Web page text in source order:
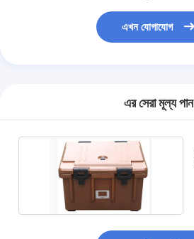
এখন যোগাযোগ
এর সেরা মূল্য পান